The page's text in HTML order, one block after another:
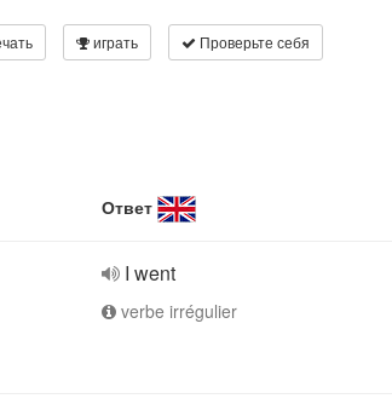
играть Проверьте себя
Ответ
I went
verbe irrégulier